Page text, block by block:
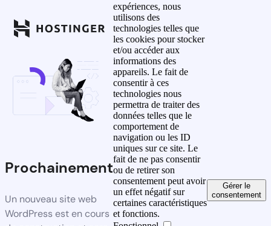
Prochainement
Un nouveau site web
WordPress est en cours
expériences, nous
utilisons des
technologies telles que
les cookies pour stocker
et/ou accéder aux
informations des
appareils. Le fait de
consentir à ces
technologies nous
permettra de traiter des
données telles que le
comportement de
navigation ou les ID
uniques sur ce site. Le
fait de ne pas consentir
ou de retirer son
consentement peut avoir
un effet négatif sur
certaines caractéristiques
et fonctions.
Gérer le
consentement